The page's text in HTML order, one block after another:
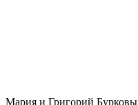
Мария и Григорий Бурковы